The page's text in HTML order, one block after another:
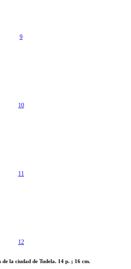
9
10
11
12
la ciudad de Tudela. 14 p. ; 16 cm.